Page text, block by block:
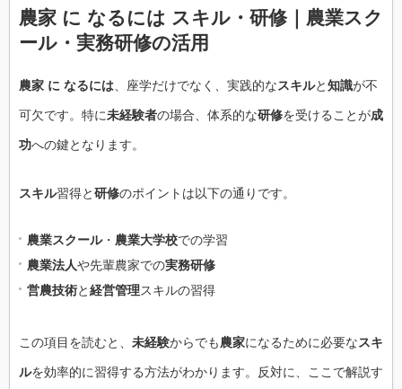
農家 に なるには スキル・研修｜農業スク
ール・実務研修の活用
農家 に なるには 、座学だけでなく、実践的なスキルと知識が不
可欠です。特に未経験者の場合、体系的な研修を受けることが成
功への鍵となります。
スキル習得と研修のポイントは以下の通りです。
農業スクール・ 農業大学校での学習
農業法人や先輩農家での実務研修
営農技術と経営管理スキルの習得
この項目を読むと、 未経験からでも農家になるために必要なスキ
ルを効率的に習得する方法がわかります。反対に、ここで解説す